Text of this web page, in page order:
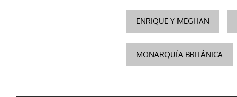
ENRIQUE Y MEGHAN
MONARQUÍA BRITÁNICA